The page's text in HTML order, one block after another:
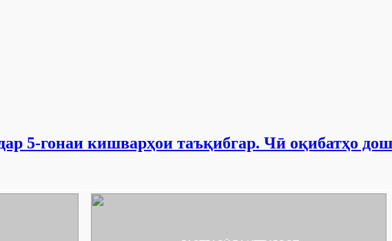
5-гонаи кишварҳои таъқибгар. Чӣ оқибатҳо